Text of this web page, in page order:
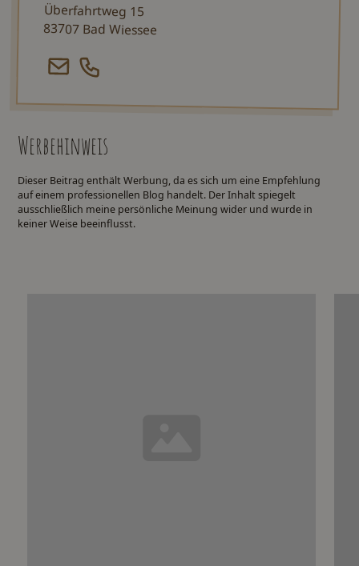
Überfahrtweg 15
83707 Bad Wiessee
Werbehinweis
Dieser Beitrag enthält Werbung, da es sich um eine Empfehlung
auf einem professionellen Blog handelt. Der Inhalt spiegelt
ausschließlich meine persönliche Meinung wider und wurde in
keiner Weise beeinflusst.